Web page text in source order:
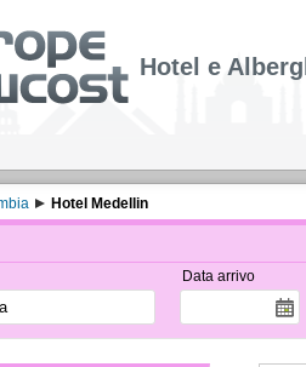
Hotel e
Hotel Medellin
Data arrivo